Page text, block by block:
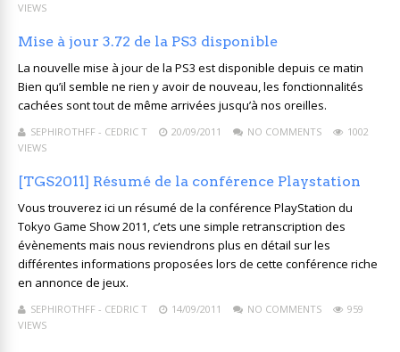
VIEWS
Mise à jour 3.72 de la PS3 disponible
La nouvelle mise à jour de la PS3 est disponible depuis ce matin
Bien qu’il semble ne rien y avoir de nouveau, les fonctionnalités
cachées sont tout de même arrivées jusqu’à nos oreilles.
SEPHIROTHFF - CEDRIC T 20/09/2011 NO COMMENTS
1002
VIEWS
[TGS2011] Résumé de la conférence Playstation
Vous trouverez ici un résumé de la conférence PlayStation du
Tokyo Game Show 2011, c’ets une simple retranscription des
évènements mais nous reviendrons plus en détail sur les
différentes informations proposées lors de cette conférence riche
en annonce de jeux.
SEPHIROTHFF - CEDRIC T 14/09/2011 NO COMMENTS
959
VIEWS